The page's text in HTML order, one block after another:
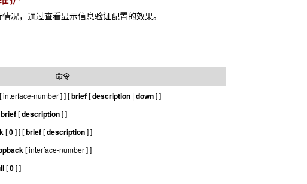
况，通过查看显示信息验证配置的效果。
命令
[interface-number ] ] [brief [description |down] ]
brief [description ] ]
[0 ] ] [brief [description ] ]
[interface-number] ]
[0 ] ]